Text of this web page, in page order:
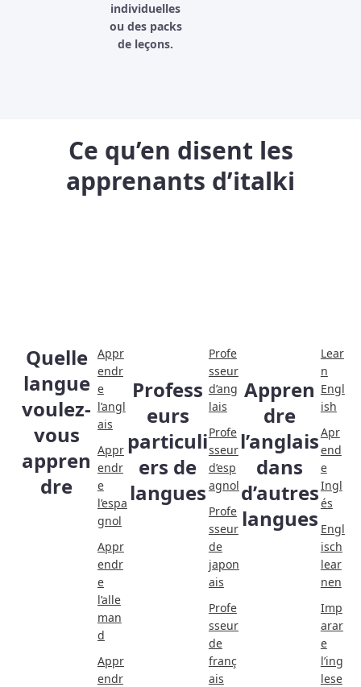
individuelles
ou des packs
de leçons.
Ce qu’en disent les
apprenants d’italki
Quelle
langue
voulez-
vous
appren
dre
Appr
endr
e
l’angl
ais
Appr
endr
e
l’espa
gnol
Appr
endr
e
l’alle
man
d
Appr
endr
Profess
eurs
particuli
ers de
langues
Profe
sseur
d’ang
lais
Profe
sseur
d’esp
agnol
Profe
sseur
de
japon
ais
Profe
sseur
de
franç
ais
Appren
dre
l’anglais
dans
d’autres
langues
Lear
n
Engl
ish
Apr
end
e
Ingl
és
Engl
isch
lear
nen
Imp
arar
e
l’ing
lese